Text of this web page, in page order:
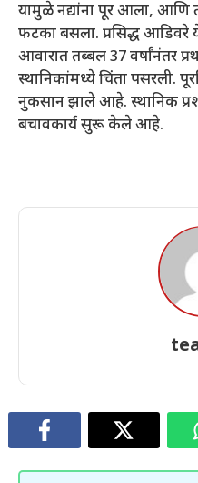
यामुळे नद्यांना पूर आला, आणि
फटका बसला. प्रसिद्ध आडिवरे
आवारात तब्बल 37 वर्षांनंतर
स्थानिकांमध्ये चिंता पसरली.
नुकसान झाले आहे. स्थानिक
बचावकार्य सुरू केले आहे.